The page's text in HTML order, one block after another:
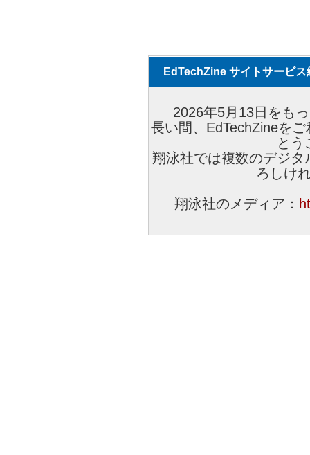
EdTechZine サイトサービス
2026年5月13日をも
長い間、EdTechZineを
とう
翔泳社では複数のデジ
ろしけ
翔泳社のメディア：